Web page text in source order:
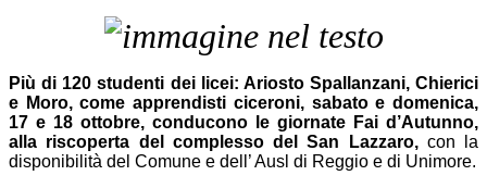
Più di 120 studenti dei licei: Ariosto Spallanzani, Chierici
e Moro, come apprendisti ciceroni, sabato e domenica,
17 e 18 ottobre, conducono le giornate Fai d’Autunno,
alla riscoperta del complesso del San Lazzaro,con la
disponibilità del Comune e dell’Ausl di Reggio e di Unimore.